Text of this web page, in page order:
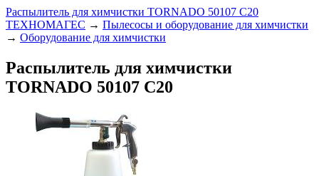
Распылитель для химчистки TORNADO 50107 C20
ТЕХНОМАГЕС → Пылесосы и оборудование для химчистки
→ Оборудование для химчистки
Распылитель для химчистки
TORNADO 50107 C20